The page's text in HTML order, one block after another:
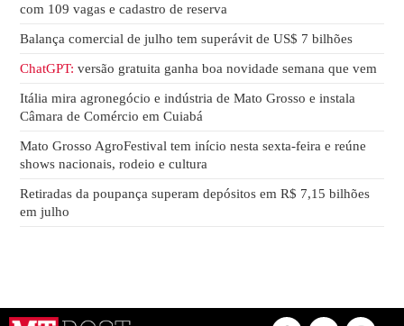
com 109 vagas e cadastro de reserva
Balança comercial de julho tem superávit de US$ 7 bilhões
ChatGPT: versão gratuita ganha boa novidade semana que vem
Itália mira agronegócio e indústria de Mato Grosso e instala
Câmara de Comércio em Cuiabá
Mato Grosso AgroFestival tem início nesta sexta-feira e reúne
shows nacionais, rodeio e cultura
Retiradas da poupança superam depósitos em R$ 7,15 bilhões
em julho